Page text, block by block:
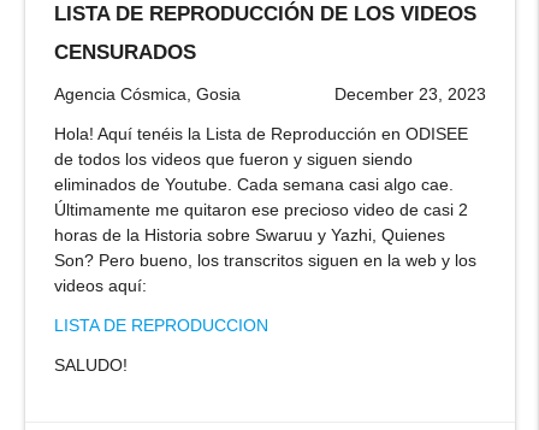
LISTA DE REPRODUCCIÓN DE LOS VIDEOS
CENSURADOS
Agencia Cósmica, Gosia December 23, 2023
Hola! Aquí tenéis la Lista de Reproducción en ODISEE
de todos los videos que fueron y siguen siendo
eliminados de Youtube. Cada semana casi algo cae.
Últimamente me quitaron ese precioso video de casi 2
horas de la Historia sobre Swaruu y Yazhi, Quienes
Son? Pero bueno, los transcritos siguen en la web y los
videos aquí:
LISTA DE REPRODUCCION
SALUDO!